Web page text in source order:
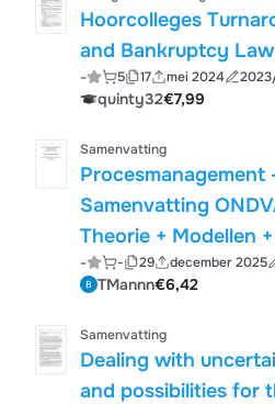
Hoorcolleges
and Bankruptcy
- 5 17 mei 2024
quinty32€7,99
Samenvatting
Procesmanagement
Samenvatting
Theorie + Modellen
Oefenvragen
- - 29 december 2025
TMannn€6,42
Samenvatting
Dealing with
and possibilities for